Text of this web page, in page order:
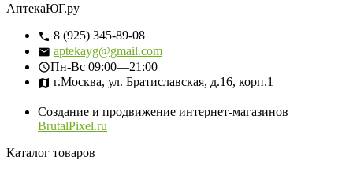
АптекаЮГ.ру
8 (925) 345-89-08
aptekayg@gmail.com
Пн-Вс 09:00—21:00
г.Москва, ул. Братиславская, д.16, корп.1
Создание и продвижение интернет-магазинов
BrutalPixel.ru
Каталог товаров